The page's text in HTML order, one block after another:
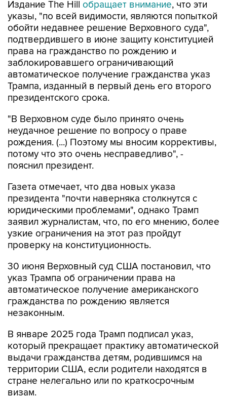
обойти недавнее решение Верховного суда",
подтвердившего в июне защиту конституцией
права на гражданство по рождению и
заблокировавшего ограничивающий
автоматическое получение гражданства указ
Трампа, изданный в первый день его второго
президентского срока.
"В Верховном суде было принято очень
рождения. (...) Поэтому мы вносим коррективы,
потому что это очень несправедливо", -
пояснил президент.
Газета отмечает, что два новых указа
юридическими проблемами", однако Трамп
заявил журналистам, что, по его мнению, более
узкие ограничения на этот раз пройдут
проверку на конституционность.
30 июня Верховный суд США постановил, что
автоматическое получение американского
гражданства по рождению является
незаконным.
В январе 2025 года Трамп подписал указ,
выдачи гражданства детям, родившимся на
территории США, если родители находятся в
стране нелегально или по краткосрочным
визам.
Право на гражданство по рождению